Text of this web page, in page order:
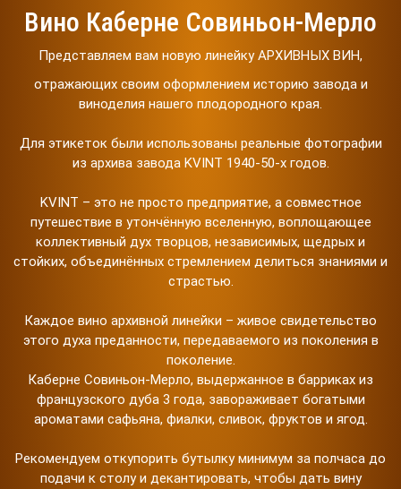
Вино Каберне Совиньон-Мерло
Представляем вам новую линейку АРХИВНЫХ ВИН,
отражающих своим оформлением историю завода и
виноделия нашего плодородного края.
Для этикеток были использованы реальные фотографии
из архива завода KVINT 1940-50-х годов.
KVINT – это не просто предприятие, а совместное
путешествие в утончённую вселенную, воплощающее
коллективный дух творцов, независимых, щедрых и
стойких, объединённых стремлением делиться знаниями и
страстью.
Каждое вино архивной линейки – живое свидетельство
этого духа преданности, передаваемого из поколения в
поколение.
Каберне Совиньон-Мерло, выдержанное в барриках из
французского дуба 3 года, завораживает богатыми
ароматами сафьяна, фиалки, сливок, фруктов и ягод.
Рекомендуем откупорить бутылку минимум за полчаса до
подачи к столу и декантировать, чтобы дать вину